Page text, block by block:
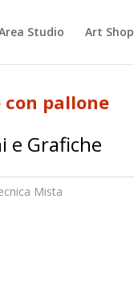
Studio Art Shop
con pallone
e Grafiche
Mista